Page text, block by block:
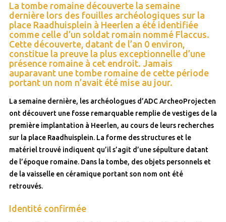
La tombe romaine découverte la semaine
dernière lors des fouilles archéologiques sur la
place Raadhuisplein à Heerlen a été identifiée
comme celle d’un soldat romain nommé Flaccus.
Cette découverte, datant de l’an 0 environ,
constitue la preuve la plus exceptionnelle d’une
présence romaine à cet endroit. Jamais
auparavant une tombe romaine de cette période
portant un nom n’avait été mise au jour.
La semaine dernière, les archéologues d’ADC ArcheoProjecten
ont découvert une fosse remarquable remplie de vestiges de la
première implantation à Heerlen, au cours de leurs recherches
sur la place Raadhuisplein. La forme des structures et le
matériel trouvé indiquent qu’il s’agit d’une sépulture datant
de l’époque romaine. Dans la tombe, des objets personnels et
de la vaisselle en céramique portant son nom ont été
retrouvés.
Identité confirmée